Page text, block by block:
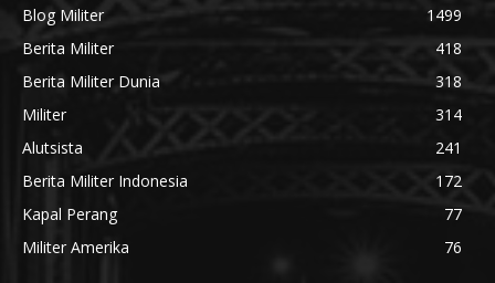
Blog Militer
1499
Berita Militer
418
Berita Militer Dunia
318
Militer
314
Alutsista
241
Berita Militer Indonesia
172
Kapal Perang
77
Militer Amerika
76